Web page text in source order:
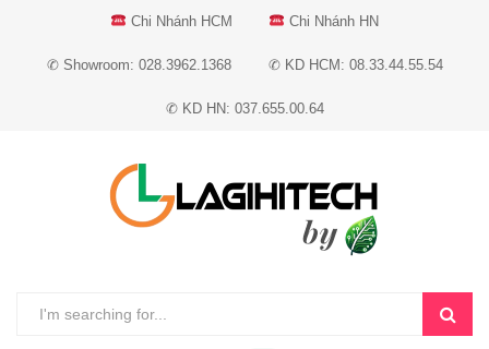
Chi Nhánh HCM Chi Nhánh HN
✆ Showroom: 028.3962.1368 ✆ KD HCM: 08.33.44.55.54
✆ KD HN: 037.655.00.64